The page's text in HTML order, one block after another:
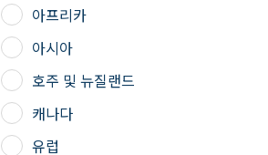
아프리카
아시아
호주 및 뉴질랜드
캐나다
유럽